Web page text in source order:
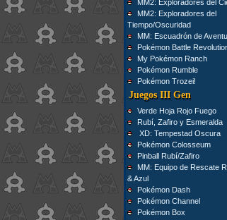
MM2: Exploradores del
MM2: Exploradores del
Tiempo/Oscuridad
MM: Escuadrón de
Pokémon Battle
My Pokémon Ranch
Pokémon Rumble
Pokémon Trozei!
Juegos III Gen
Verde Hoja Rojo Fuego
Rubí, Zafiro y Esmeralda
XD: Tempestad Oscura
Pokémon Colosseum
Pinball Rubí/Zafiro
MM: Equipo de Rescate
& Azul
Pokémon Dash
Pokémon Channel
Pokémon Box